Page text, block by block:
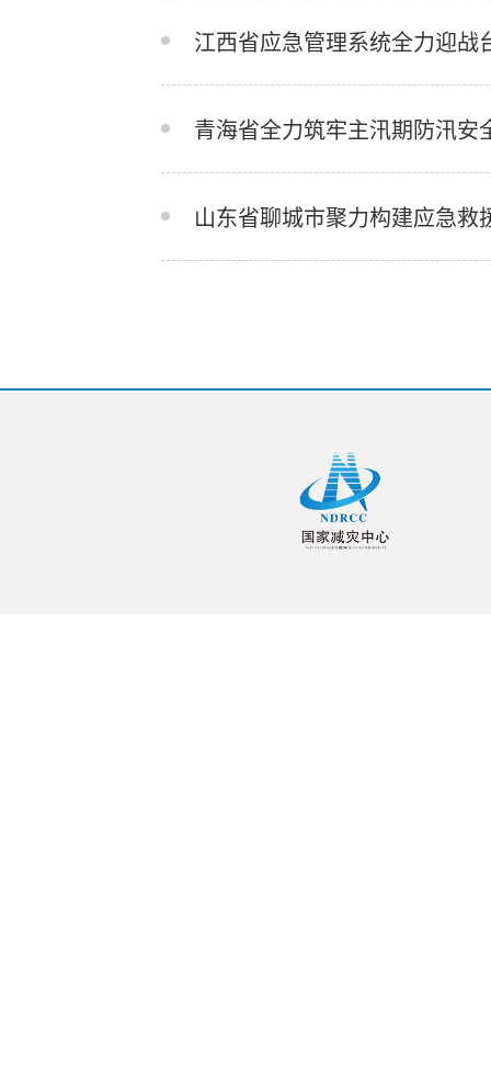
江西省应急管理系统全力迎战
青海省全力筑牢主汛期防汛安
山东省聊城市聚力构建应急救